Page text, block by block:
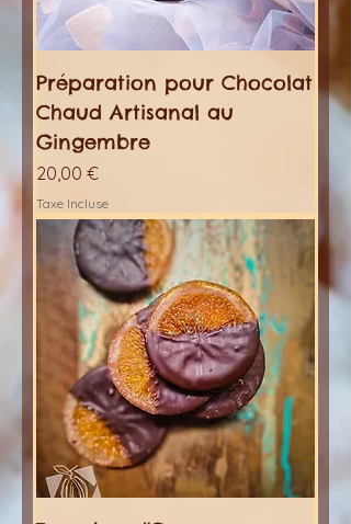
Préparation pour Chocolat
Chaud Artisanal au
Gingembre
Prix
20,00 €
Taxe Incluse